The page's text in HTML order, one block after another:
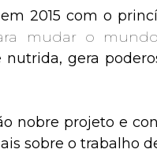
2015 com o
mudar o mundo
gera
nobre projeto e
sobre o trabalho